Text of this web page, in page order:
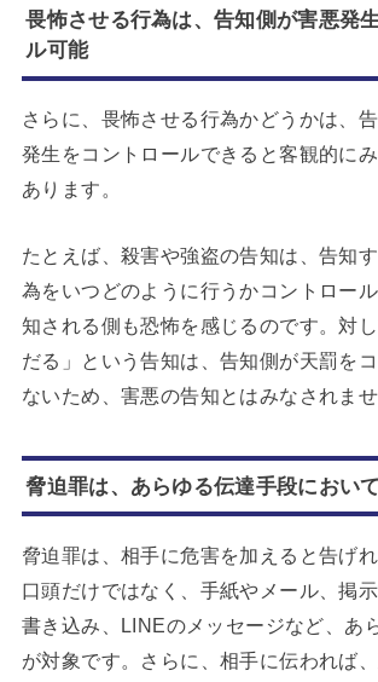
畏怖させる行為は、告知側が害悪発
ル可能
さらに、畏怖させる行為かどうかは、
発生をコントロールできると客観的に
あります。
たとえば、殺害や強盗の告知は、告知
為をいつどのように行うかコントロー
知される側も恐怖を感じるのです。対
だる」という告知は、告知側が天罰を
ないため、害悪の告知とはみなされませ
脅迫罪は、あらゆる伝達手段におい
脅迫罪は、相手に危害を加えると告げれ
口頭だけではなく、手紙やメール、掲
書き込み、LINEのメッセージなど、あ
が対象です。さらに、相手に伝われば